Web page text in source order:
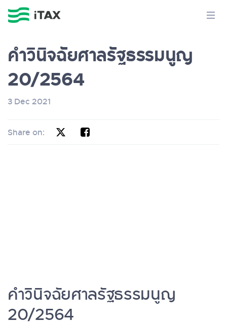
คําวินิจฉัยศาลรัฐธรรมนูญ
20/2564
3 Dec 2021
Share on:
คําวินิจฉัยศาลรัฐธรรมนูญ
20/2564